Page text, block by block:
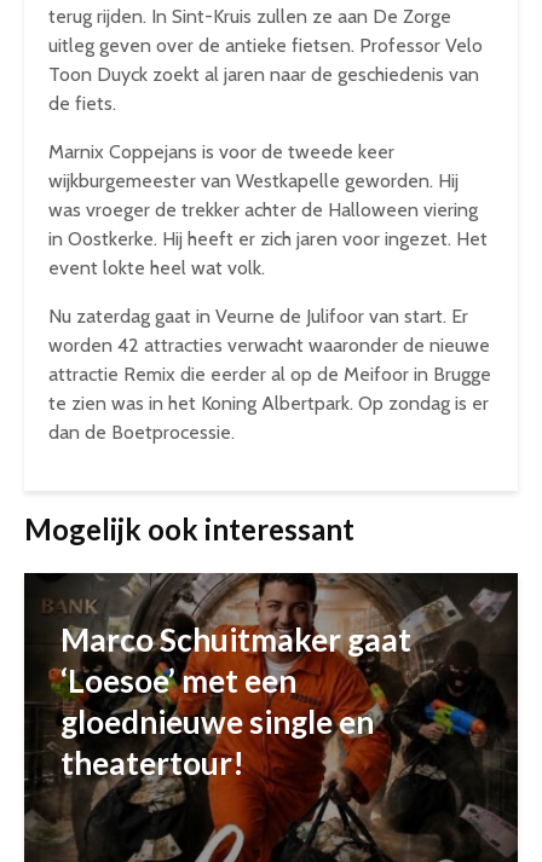
terug rijden. In Sint-Kruis zullen ze aan De Zorge
uitleg geven over de antieke fietsen. Professor Velo
Toon Duyck zoekt al jaren naar de geschiedenis van
de fiets.
Marnix Coppejans is voor de tweede keer
wijkburgemeester van Westkapelle geworden. Hij
was vroeger de trekker achter de Halloween viering
in Oostkerke. Hij heeft er zich jaren voor ingezet. Het
event lokte heel wat volk.
Nu zaterdag gaat in Veurne de Julifoor van start. Er
worden 42 attracties verwacht waaronder de nieuwe
attractie Remix die eerder al op de Meifoor in Brugge
te zien was in het Koning Albertpark. Op zondag is er
dan de Boetprocessie.
Mogelijk ook interessant
Marco Schuitmaker gaat
‘Loesoe’ met een
gloednieuwe single en
theatertour!